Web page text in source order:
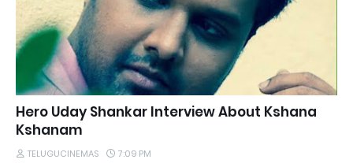
Hero Uday Shankar Interview About Kshana
Kshanam
TELUGUCINEMAS 7:09 PM